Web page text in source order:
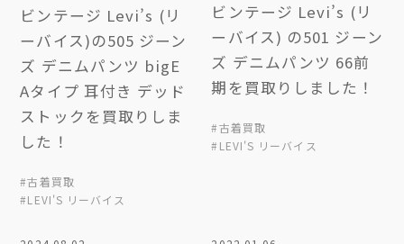
ビンテージ Levi’s (リ
ーバイス)の505 ジーン
ズ デニムパンツ bigE
Aタイプ 耳付き デッド
ストックを買取りしま
した！
#古着買取
#LEVI'S リーバイス
ビンテージ Levi’s (リ
ーバイス) の501 ジーン
ズ デニムパンツ 66前
期を買取りしました！
#古着買取
#LEVI'S リーバイス